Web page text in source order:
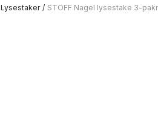
Lysestaker / STOFF Nagel lysestake 3-